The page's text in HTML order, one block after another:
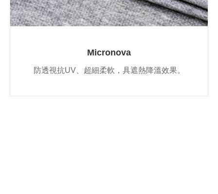
Micronova
防透視抗UV、超細柔軟，具遮熱降溫效果。